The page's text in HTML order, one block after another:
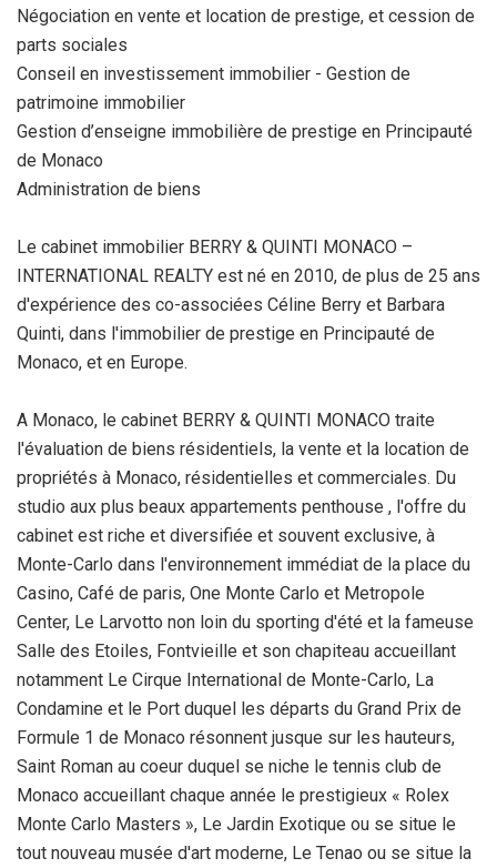
Négociation en vente et location de prestige, et cession de
parts sociales
Conseil en investissement immobilier - Gestion de
patrimoine immobilier
Gestion d’enseigne immobilière de prestige en Principauté
de Monaco
Administration de biens
Le cabinet immobilier BERRY & QUINTI MONACO –
INTERNATIONAL REALTY est né en 2010, de plus de 25 ans
d'expérience des co-associées Céline Berry et Barbara
Quinti, dans l'immobilier de prestige en Principauté de
Monaco, et en Europe.
A Monaco, le cabinet BERRY & QUINTI MONACO traite
l'évaluation de biens résidentiels, la vente et la location de
propriétés à Monaco, résidentielles et commerciales. Du
studio aux plus beaux appartements penthouse , l'offre du
cabinet est riche et diversifiée et souvent exclusive, à
Monte-Carlo dans l'environnement immédiat de la place du
Casino, Café de paris, One Monte Carlo et Metropole
Center, Le Larvotto non loin du sporting d'été et la fameuse
Salle des Etoiles, Fontvieille et son chapiteau accueillant
notamment Le Cirque International de Monte-Carlo, La
Condamine et le Port duquel les départs du Grand Prix de
Formule 1 de Monaco résonnent jusque sur les hauteurs,
Saint Roman au coeur duquel se niche le tennis club de
Monaco accueillant chaque année le prestigieux « Rolex
Monte Carlo Masters », Le Jardin Exotique ou se situe le
tout nouveau musée d'art moderne, Le Tenao ou se situe la